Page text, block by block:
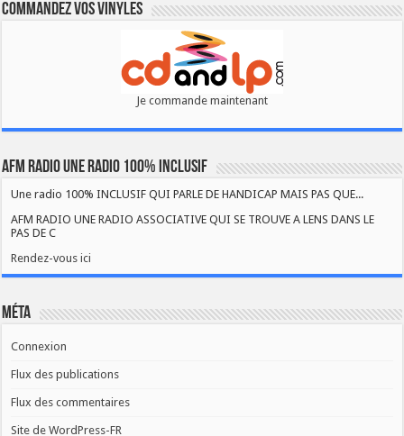
Commandez vos vinyles
Je commande maintenant
AFM RADIO UNE RADIO 100% INCLUSIF
Une radio 100% INCLUSIF QUI PARLE DE HANDICAP MAIS PAS QUE...
AFM RADIO UNE RADIO ASSOCIATIVE QUI SE TROUVE A LENS DANS LE
PAS DE C
Rendez-vous ici
Méta
Connexion
Flux des publications
Flux des commentaires
Site de WordPress-FR